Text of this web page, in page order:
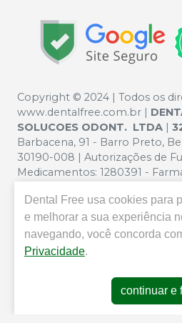
Copyright © 2024 | Todos os
www.dentalfree.com.br |
SOLUCOES ODONT. LTDA |
Barbacena, 91 - Barro Preto,
30190-008 | Autorizações de
Medicamentos: 1280391 -
Privacidade e Segurança -
Os preços e condições da loja
alterações. Em caso de
valor válido é o do Carrinho de
atender compras de grandes
Dental Free usa cookies para
e melhorar a sua experiência
navegando, você concorda
Privacidade.
continuar e